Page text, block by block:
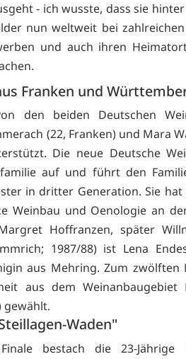
- ich wusste, dass sie
nun weltweit bei
und auch ihren
Franken und
den beiden Deutschen
(22, Franken) und Mara
Die neue Deutsche
auf und führt den
in dritter Generation. Sie hat
Weinbau und Oenologie an
Hoffranzen, später
1987/88) ist Lena
aus Mehring. Zum
aus dem
gewählt.
Waden"
bestach die 23-Jährige